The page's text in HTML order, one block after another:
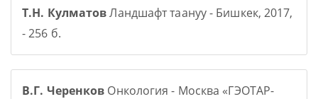
Т.Н. КулматовЛандшафт таануу - Бишкек, 2017,
- 256 б.
В.Г. Черенков Онкология - Москва «ГЭОТАР-